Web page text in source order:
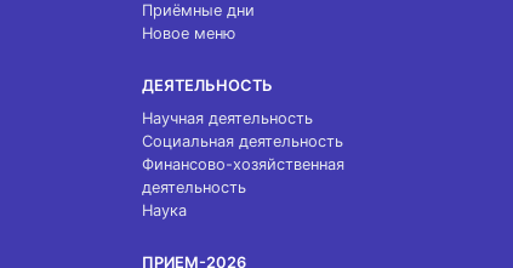
Приёмные дни
Новое меню
ДЕЯТЕЛЬНОСТЬ
Научная деятельность
Социальная деятельность
Финансово-хозяйственная
деятельность
Наука
ПРИЕМ-2026